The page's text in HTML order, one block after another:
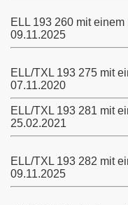
ELL 193 260 mit
09.11.2025
ELL/TXL 193 275 mit
07.11.2020
ELL/TXL 193 281 mit
25.02.2021
ELL/TXL 193 282 mit
09.11.2025